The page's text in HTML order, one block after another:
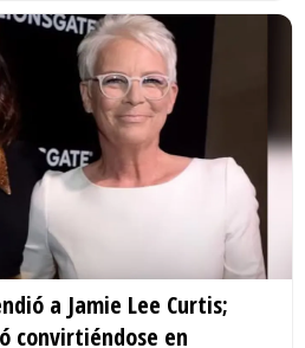
a Jamie Lee Curtis;
convirtiéndose en